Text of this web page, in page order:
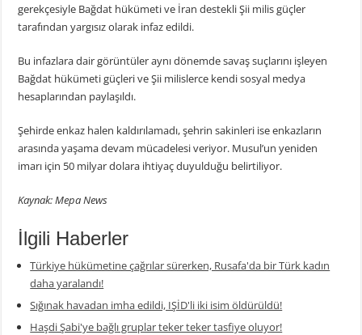
gerekçesiyle Bağdat hükümeti ve İran destekli Şii milis güçler
tarafından yargısız olarak infaz edildi.
Bu infazlara dair görüntüler aynı dönemde savaş suçlarını işleyen
Bağdat hükümeti güçleri ve Şii milislerce kendi sosyal medya
hesaplarından paylaşıldı.
Şehirde enkaz halen kaldırılamadı, şehrin sakinleri ise enkazların
arasında yaşama devam mücadelesi veriyor. Musul’un yeniden
imarı için 50 milyar dolara ihtiyaç duyulduğu belirtiliyor.
Kaynak: Mepa News
İlgili Haberler
Türkiye hükümetine çağrılar sürerken, Rusafa'da bir Türk kadın
daha yaralandı!
Sığınak havadan imha edildi, IŞİD'li iki isim öldürüldü!
Haşdi Şabi'ye bağlı gruplar teker teker tasfiye oluyor!